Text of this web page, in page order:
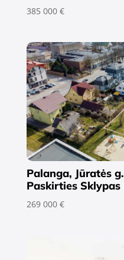
385 000 €
Palanga, Jūratės
Paskirties
269 000 €